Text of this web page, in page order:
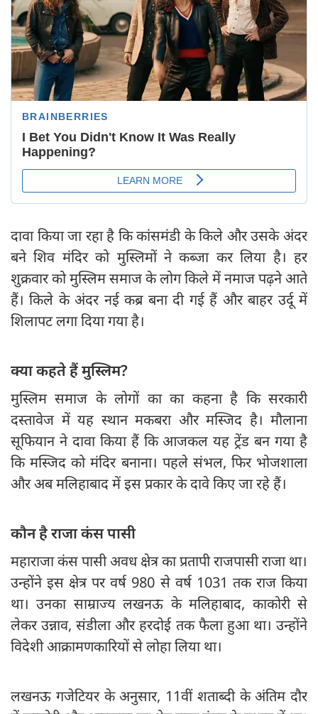
दावा किया जा रहा है कि कांसमंडी के किले और उसके अंदर
बने शिव मंदिर को मुस्लिमों ने कब्जा कर लिया है। हर
शुक्रवार को मुस्लिम समाज के लोग किले में नमाज पढ़ने आते
हैं। किले के अंदर नई कब्र बना दी गई हैं और बाहर उर्दू में
शिलापट लगा दिया गया है।
क्या कहते हैं मुस्लिम?
मुस्लिम समाज के लोगों का का कहना है कि सरकारी
दस्तावेज में यह स्थान मकबरा और मस्जिद है। मौलाना
सूफियान ने दावा किया हैं कि आजकल यह ट्रेंड बन गया है
कि मस्जिद को मंदिर बनाना। पहले संभल, फिर भोजशाला
और अब मलिहाबाद में इस प्रकार के दावे किए जा रहे हैं।
कौन है राजा कंस पासी
महाराजा कंस पासी अवध क्षेत्र का प्रतापी राजपासी राजा था।
उन्होंने इस क्षेत्र पर वर्ष 980 से वर्ष 1031 तक राज किया
था। उनका साम्राज्य लखनऊ के मलिहाबाद, काकोरी से
लेकर उन्नाव, संडीला और हरदोई तक फैला हुआ था। उन्होंने
विदेशी आक्रामणकारियों से लोहा लिया था।
लखनऊ गजेटियर के अनुसार, 11वीं शताब्दी के अंतिम दौर